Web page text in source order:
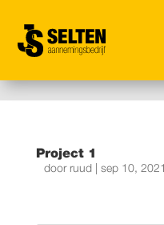
Project 1
door ruud sep 10, 2021